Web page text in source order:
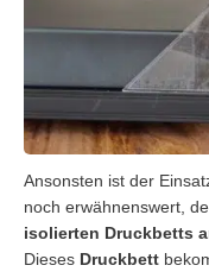
Ansonsten ist der
noch erwähnenswert,
isolierten Druckbetts
Dieses Druckbett